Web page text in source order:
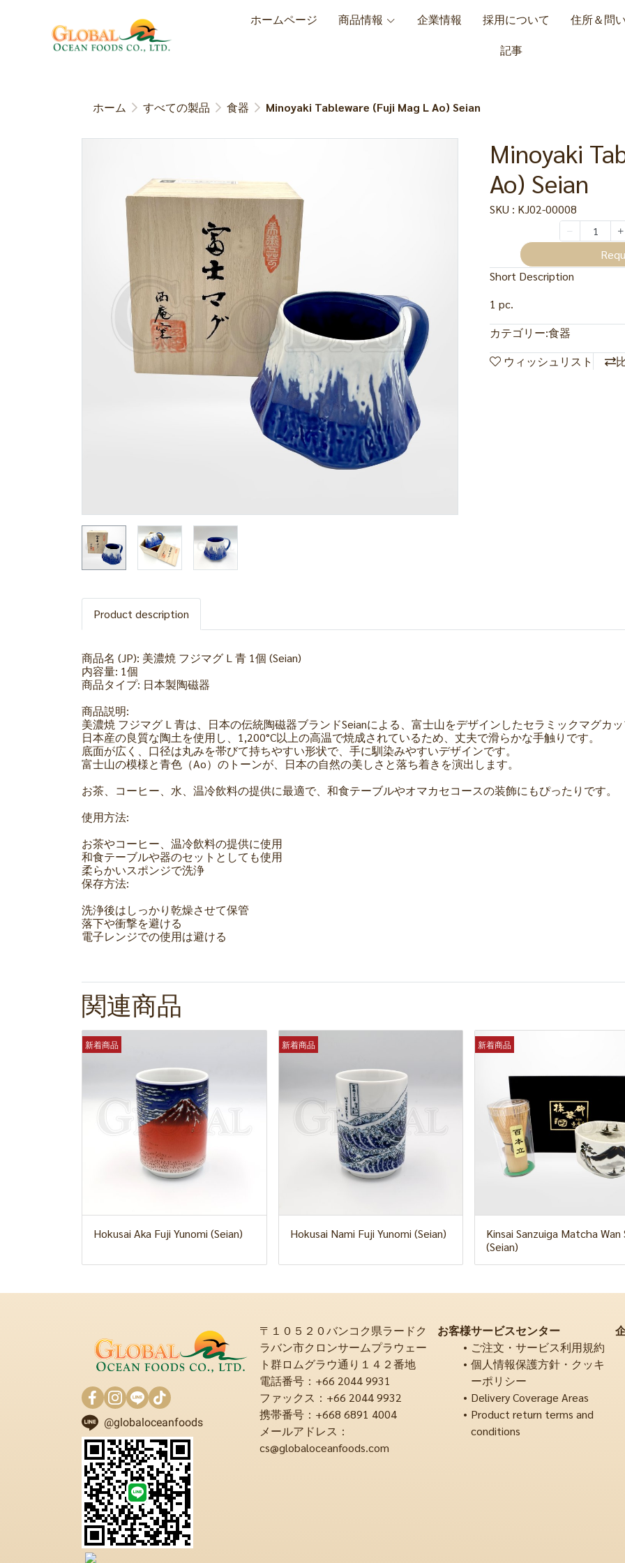
ホームページ 商品情報 企業情報 採用について 住所＆問
記事
ホーム すべての製品 食器 Minoyaki Tableware (Fuji Mag L Ao) Seian
Minoyaki
Ao) Seian
SKU : KJ02-00008
Short Description
1 pc.
カテゴリー:食器
ウィッシュリスト
Product description
商品名 (JP): 美濃焼 フジマグ L 青 1個 (Seian)
内容量: 1個
商品タイプ: 日本製陶磁器
商品説明:
美濃焼 フジマグ L 青は、日本の伝統陶磁器ブランドSeianによる、富士山をデザインしたセラミックマグカッ
日本産の良質な陶土を使用し、1,200°C以上の高温で焼成されているため、丈夫で滑らかな手触りです。
底面が広く、口径は丸みを帯びて持ちやすい形状で、手に馴染みやすいデザインです。
富士山の模様と青色（Ao）のトーンが、日本の自然の美しさと落ち着きを演出します。
お茶、コーヒー、水、温冷飲料の提供に最適で、和食テーブルやオマカセコースの装飾にもぴったりです。
使用方法:
お茶やコーヒー、温冷飲料の提供に使用
和食テーブルや器のセットとしても使用
柔らかいスポンジで洗浄
保存方法:
洗浄後はしっかり乾燥させて保管
落下や衝撃を避ける
電子レンジでの使用は避ける
関連商品
新着商品
Hokusai Aka Fuji Yunomi (Seian)
新着商品
Hokusai Nami Fuji Yunomi (Seian)
新着商品
Kinsai Sanzuiga Matcha Wan
(Seian)
@globaloceanfoods
〒１０５２０バンコク県ラードク
ラバン市クロンサームプラウェー
ト群ロムグラウ通り１４２番地
電話番号：+66 2044 9931
ファックス：+66 2044 9932
携帯番号：+668 6891 4004
メールアドレス：
cs@globaloceanfoods.com
お客様サービスセンター
ご注文・サービス利用規約
個人情報保護方針・クッキ
ーポリシー
Delivery Coverage Areas
Product return terms and
conditions